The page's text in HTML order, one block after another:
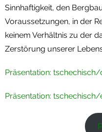
Sinnhaftigkeit, den
Voraussetzungen, in der
keinem Verhältnis zu der
Zerstörung unserer
Präsentation:
Präsentation: